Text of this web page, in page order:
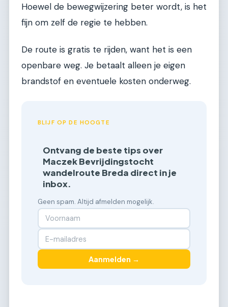
Hoewel de bewegwijzering beter wordt, is het
fijn om zelf de regie te hebben.
De route is gratis te rijden, want het is een
openbare weg. Je betaalt alleen je eigen
brandstof en eventuele kosten onderweg.
BLIJF OP DE HOOGTE
Ontvang de beste tips over
Maczek Bevrijdingstocht
wandelroute Breda direct in je
inbox.
Geen spam. Altijd afmelden mogelijk.
Aanmelden →